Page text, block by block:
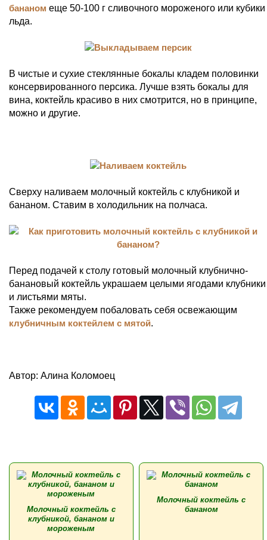
бананом еще 50-100 г сливочного мороженого или кубики
льда.
В чистые и сухие стеклянные бокалы кладем половинки
консервированного персика. Лучше взять бокалы для
вина, коктейль красиво в них смотрится, но в принципе,
можно и другие.
Сверху наливаем молочный коктейль с клубникой и
бананом. Ставим в холодильник на полчаса.
Перед подачей к столу готовый молочный клубнично-
банановый коктейль украшаем целыми ягодами клубники
и листьями мяты.
Также рекомендуем побаловать себя освежающим
клубничным коктейлем с мятой.
Автор: Алина Коломоец
Молочный коктейль с
клубникой, бананом и
мороженым
Молочный коктейль с
бананом